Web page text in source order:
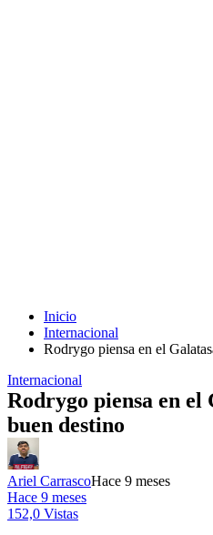
Inicio
Internacional
Rodrygo piensa en el
Internacional
Rodrygo piensa en el
buen destino
Ariel CarrascoHace 9 meses
Hace 9 meses
152,0 Vistas